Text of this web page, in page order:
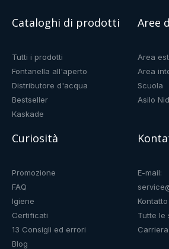
Cataloghi di prodotti
Tutti i prodotti
Fontanella all'aperto
Distributore d'acqua
Bestseller
Kaskade
Aree
Area
Area
Scuola
Asilo
Curiosità
Promozione
FAQ
Igiene
Certificati
13 Consigli ed errori
Blog
E-mail:
Kontatto
Tutte le
Carriera